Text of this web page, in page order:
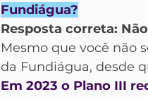
Fundiágua?
Resposta correta:
Mesmo que você não
da Fundiágua, desde
Em 2023 o Plano III